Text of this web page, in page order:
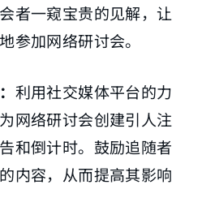
者一窥宝贵的见解，让
参加网络研讨会。
利用社交媒体平台的力
网络研讨会创建引人注
和倒计时。鼓励追随者
内容，从而提高其影响